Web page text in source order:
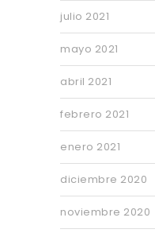
julio 2021
mayo 2021
abril 2021
febrero 2021
enero 2021
diciembre 2020
noviembre 2020